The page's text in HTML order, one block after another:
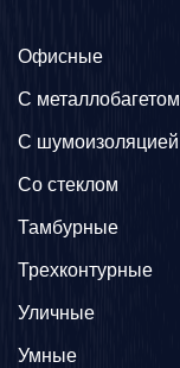
Офисные
C металлобагетом
С шумоизоляцией
Со стеклом
Тамбурные
Трехконтурные
Уличные
Умные